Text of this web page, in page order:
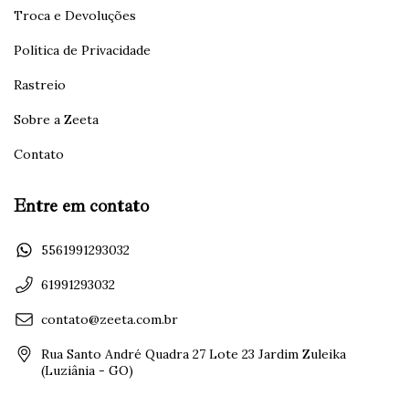
Troca e Devoluções
Política de Privacidade
Rastreio
Sobre a Zeeta
Contato
Entre em contato
5561991293032
61991293032
contato@zeeta.com.br
Rua Santo André Quadra 27 Lote 23 Jardim Zuleika
(Luziânia - GO)